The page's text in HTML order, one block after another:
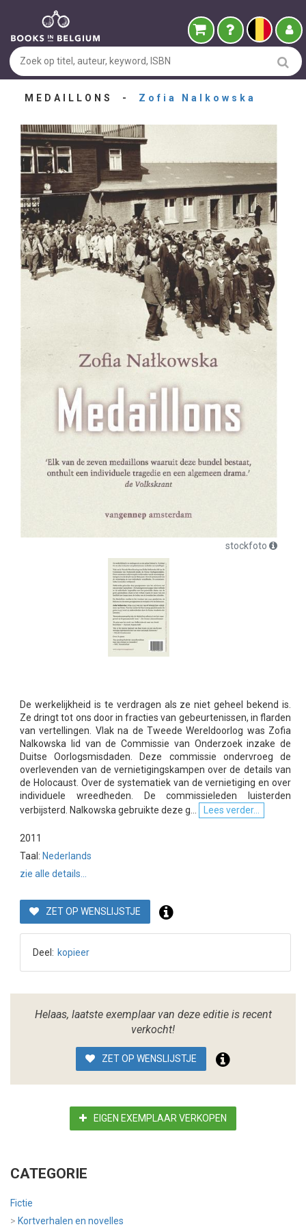
MEDAILLONS - Zofia Nalkowska
stockfoto
De werkelijkheid is te verdragen als ze niet geheel bekend is.
Ze dringt tot ons door in fracties van gebeurtenissen, in flarden
van vertellingen. Vlak na de Tweede Wereldoorlog was Zofia
Nalkowska lid van de Commissie van Onderzoek inzake de
Duitse Oorlogsmisdaden. Deze commissie ondervroeg de
overlevenden van de vernietigingskampen over de details van
de Holocaust. Over de systematiek van de vernietiging en over
individuele wreedheden. De commissieleden luisterden
verbijsterd. Nalkowska gebruikte deze g...
Lees verder...
2011
Taal: Nederlands
zie alle details...
ZET OP WENSLIJSTJE
Deel: kopieer
Helaas, laatste exemplaar van deze editie is recent
verkocht!
ZET OP WENSLIJSTJE
EIGEN EXEMPLAAR VERKOPEN
CATEGORIE
Fictie
> Kortverhalen en novelles